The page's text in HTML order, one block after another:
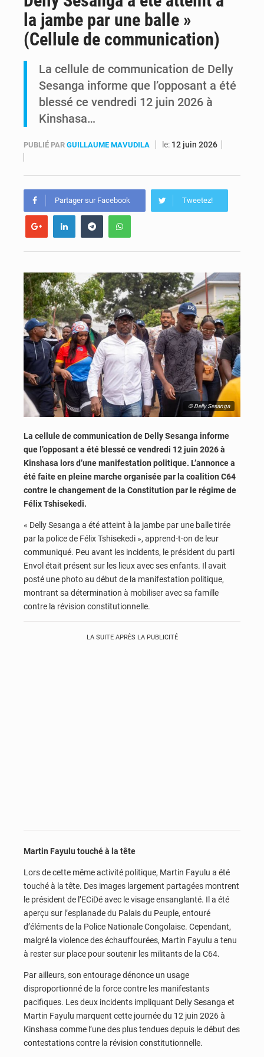
Shadary et Minaku enfin transférés à l’auditorat militaire après 200 jours d’opacité
la jambe par une balle »
(Cellule de communication)
La cellule de communication de Delly
Sesanga informe que l’opposant a été
blessé ce vendredi 12 juin 2026 à
Kinshasa…
PUBLIÉ PAR GUILLAUME MAVUDILA le: 12 juin 2026
Partager sur Facebook Tweetez!
© Delly Sesanga
La cellule de communication de Delly Sesanga informe
que l’opposant a été blessé ce vendredi 12 juin 2026 à
Kinshasa lors d’une manifestation politique. L’annonce a
été faite en pleine marche organisée par la coalition C64
contre le changement de la Constitution par le régime de
Félix Tshisekedi.
« Delly Sesanga a été atteint à la jambe par une balle tirée
par la police de Félix Tshisekedi », apprend-t-on de leur
communiqué. Peu avant les incidents, le président du parti
Envol était présent sur les lieux avec ses enfants. Il avait
posté une photo au début de la manifestation politique,
montrant sa détermination à mobiliser avec sa famille
contre la révision constitutionnelle.
LA SUITE APRÈS LA PUBLICITÉ
Martin Fayulu touché à la tête
Lors de cette même activité politique, Martin Fayulu a été
touché à la tête. Des images largement partagées montrent
le président de l’ECiDé avec le visage ensanglanté. Il a été
aperçu sur l’esplanade du Palais du Peuple, entouré
d’éléments de la Police Nationale Congolaise. Cependant,
malgré la violence des échauffourées, Martin Fayulu a tenu
à rester sur place pour soutenir les militants de la C64.
Par ailleurs, son entourage dénonce un usage
disproportionné de la force contre les manifestants
pacifiques. Les deux incidents impliquant Delly Sesanga et
Martin Fayulu marquent cette journée du 12 juin 2026 à
Kinshasa comme l’une des plus tendues depuis le début des
contestations contre la révision constitutionnelle.